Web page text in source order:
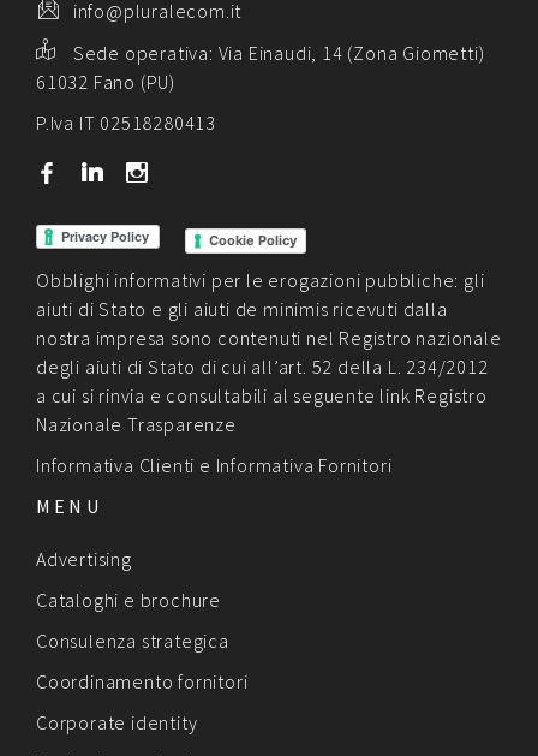
info@pluralecom.it
Sede operativa: Via Einaudi, 14 (Zona Giometti)
61032 Fano (PU)
P.Iva IT 02518280413
b j x
Cookie Policy
Obblighi informativi per le erogazioni pubbliche: gli
aiuti di Stato e gli aiuti de minimis ricevuti dalla
nostra impresa sono contenuti nel Registro nazionale
degli aiuti di Stato di cui all’art. 52 della L. 234/2012
a cui si rinvia e consultabili al seguente link Registro
Nazionale Trasparenze
Informativa Clienti e Informativa Fornitori
MENU
Advertising
Cataloghi e brochure
Consulenza strategica
Coordinamento fornitori
Corporate identity